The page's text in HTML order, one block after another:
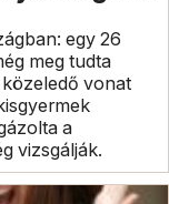
egy 26
meg tudta
vonat
a
vizsgálják.